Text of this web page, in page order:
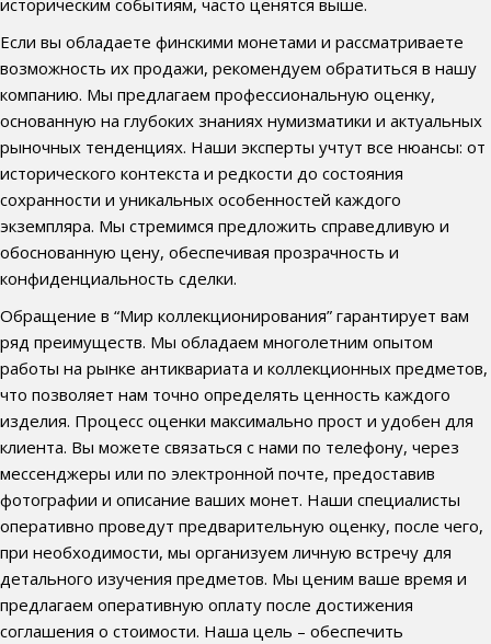
Если вы обладаете финскими монетами и рассматриваете
возможность их продажи, рекомендуем обратиться в нашу
компанию. Мы предлагаем профессиональную оценку,
основанную на глубоких знаниях нумизматики и актуальных
рыночных тенденциях. Наши эксперты учтут все нюансы: от
исторического контекста и редкости до состояния
сохранности и уникальных особенностей каждого
экземпляра. Мы стремимся предложить справедливую и
обоснованную цену, обеспечивая прозрачность и
конфиденциальность сделки.
Обращение в “Мир коллекционирования” гарантирует вам
ряд преимуществ. Мы обладаем многолетним опытом
работы на рынке антиквариата и коллекционных предметов,
что позволяет нам точно определять ценность каждого
изделия. Процесс оценки максимально прост и удобен для
клиента. Вы можете связаться с нами по телефону, через
мессенджеры или по электронной почте, предоставив
фотографии и описание ваших монет. Наши специалисты
оперативно проведут предварительную оценку, после чего,
при необходимости, мы организуем личную встречу для
детального изучения предметов. Мы ценим ваше время и
предлагаем оперативную оплату после достижения
соглашения о стоимости. Наша цель – обеспечить